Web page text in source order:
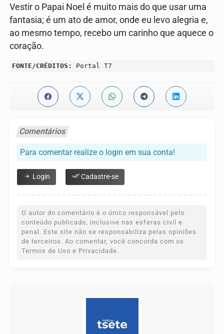
Vestir o Papai Noel é muito mais do que usar uma
fantasia; é um ato de amor, onde eu levo alegria e,
ao mesmo tempo, recebo um carinho que aquece o
coração.
FONTE/CRÉDITOS: Portal T7
Comentários
Para comentar realize o login em sua conta!
Login Cadastre-se
O autor do comentário é o único responsável pelo
conteúdo publicado, inclusive nas esferas civil e
penal. Este site não se responsabiliza pelas opiniões
de terceiros. Ao comentar, você concorda com os
Termos de Uso e Privacidade.